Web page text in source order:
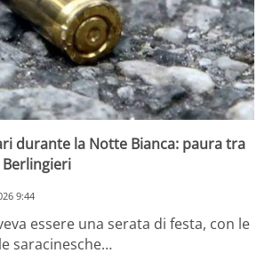
durante la Notte Bianca: paura tra
9:44
essere una serata di festa, con le
saracinesche…